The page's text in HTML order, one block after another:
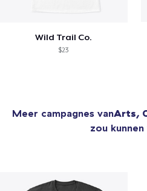
Wild Trail Co.
$23
Meer campagnes vanArts,
zou kunnen